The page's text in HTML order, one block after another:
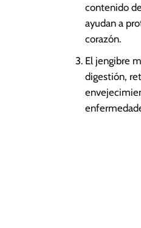
contenido
ayudan a
corazón.
El jengibre
digestión,